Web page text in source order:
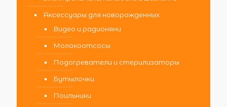
Аксессуары для новорожденных
Видео и радионяни
Молокоотсосы
Подогреватели и стерилизаторы
Бутылочки
Поильники